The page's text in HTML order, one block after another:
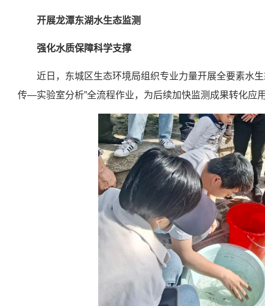
开展龙潭东湖水生态监测
强化水质保障科学支撑
近日，东城区生态环境局组织专业力量开展全要素水
传—实验室分析”全流程作业，为后续加快监测成果转化应